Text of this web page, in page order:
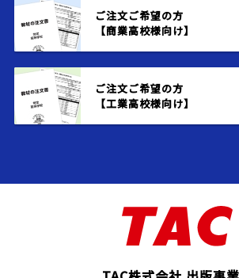
ご注文ご希望の方
【商業高校様向け】
ご注文ご希望の方
【工業高校様向け】